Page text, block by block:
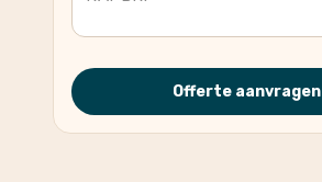
Offerte aanvragen